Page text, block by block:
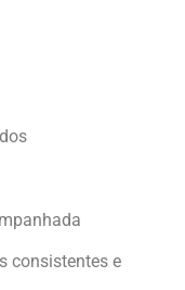
consistentes e